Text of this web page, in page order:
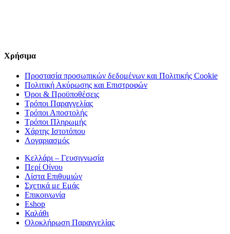
Χρήσιμα
Προστασία προσωπικών δεδομένων και Πολιτικής Cookie
Πολιτική Ακύρωσης και Επιστροφών
Όροι & Προϋποθέσεις
Τρόποι Παραγγελίας
Τρόποι Αποστολής
Τρόποι Πληρωμής
Χάρτης Ιστοτόπου
Λογαριασμός
Κελλάρι – Γευσιγνωσία
Περί Οίνου
Λίστα Επιθυμιών
Σχετικά με Εμάς
Επικοινωνία
Eshop
Καλάθι
Ολοκλήρωση Παραγγελίας